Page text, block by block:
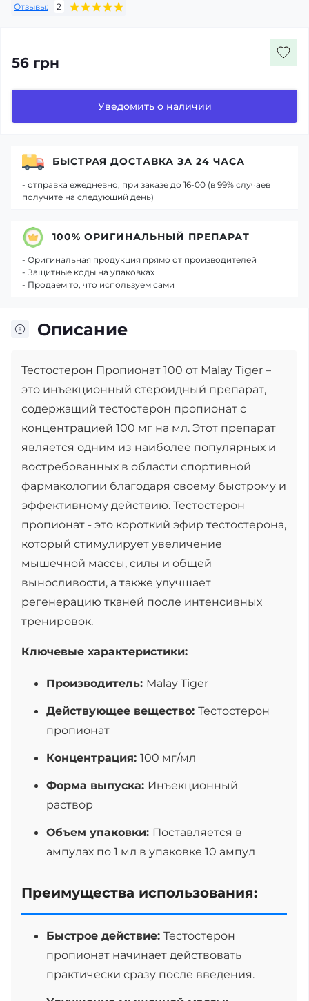
Отзывы: 2
56 грн
Уведомить о наличии
Описание
Тестостерон Пропионат 100 от Malay Tiger –
это инъекционный стероидный препарат,
содержащий тестостерон пропионат с
концентрацией 100 мг на мл. Этот препарат
является одним из наиболее популярных и
востребованных в области спортивной
фармакологии благодаря своему быстрому и
эффективному действию. Тестостерон
пропионат - это короткий эфир тестостерона,
который стимулирует увеличение
мышечной массы, силы и общей
выносливости, а также улучшает
регенерацию тканей после интенсивных
тренировок.
Ключевые характеристики:
Производитель: Malay Tiger
Действующее вещество: Тестостерон
пропионат
Концентрация: 100 мг/мл
Форма выпуска: Инъекционный
раствор
Объем упаковки: Поставляется в
ампулах по 1 мл в упаковке 10 ампул
Преимущества использования:
Быстрое действие: Тестостерон
пропионат начинает действовать
практически сразу после введения.
БЫСТРАЯ ДОСТАВКА ЗА 24 ЧАСА
- отправка ежедневно, при заказе до 16-00 (в 99% случаев
получите на следующий день)
100% ОРИГИНАЛЬНЫЙ ПРЕПАРАТ
- Оригинальная продукция прямо от производителей
- Защитные коды на упаковках
- Продаем то, что используем сами